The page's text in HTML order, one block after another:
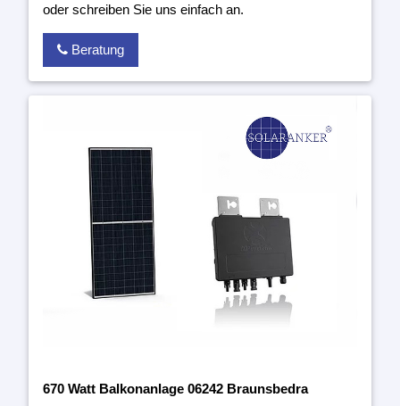
oder schreiben Sie uns einfach an.
Beratung
670 Watt Balkonanlage 06242 Braunsbedra